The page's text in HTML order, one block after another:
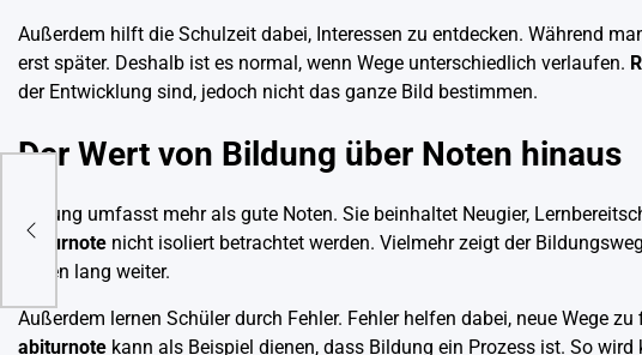
Außerdem hilft die Schulzeit dabei, Interessen zu entdecken. Während
erst später. Deshalb ist es normal, wenn Wege unterschiedlich verlaufen.
der Entwicklung sind, jedoch nicht das ganze Bild bestimmen.
Der Wert von Bildung über Noten hinaus
Bildung umfasst mehr als gute Noten. Sie beinhaltet Neugier,
abiturnote nicht isoliert betrachtet werden. Vielmehr zeigt der
Leben lang weiter.
Außerdem lernen Schüler durch Fehler. Fehler helfen dabei, neue Wege
abiturnote kann als Beispiel dienen, dass Bildung ein Prozess ist. So